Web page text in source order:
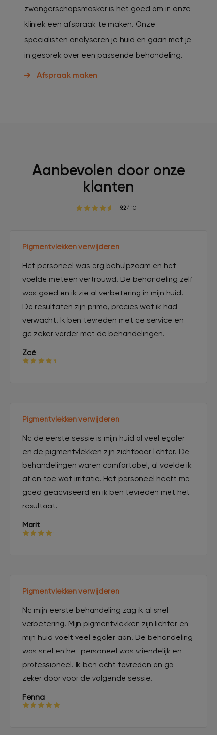
zwangerschapsmasker is het goed om in onze
kliniek een afspraak te maken. Onze
specialisten analyseren je huid en gaan met je
in gesprek over een passende behandeling.
Afspraak maken
Aanbevolen door onze
klanten
9.2/ 10
Pigmentvlekken verwijderen
Het personeel was erg behulpzaam en het
voelde meteen vertrouwd. De behandeling zelf
was goed en ik zie al verbetering in mijn huid.
De resultaten zijn prima, precies wat ik had
verwacht. Ik ben tevreden met de service en
ga zeker verder met de behandelingen.
Zoë
Pigmentvlekken verwijderen
Na de eerste sessie is mijn huid al veel egaler
en de pigmentvlekken zijn zichtbaar lichter. De
behandelingen waren comfortabel, al voelde ik
af en toe wat irritatie. Het personeel heeft me
goed geadviseerd en ik ben tevreden met het
resultaat.
Marit
Pigmentvlekken verwijderen
Na mijn eerste behandeling zag ik al snel
verbetering! Mijn pigmentvlekken zijn lichter en
mijn huid voelt veel egaler aan. De behandeling
was snel en het personeel was vriendelijk en
professioneel. Ik ben echt tevreden en ga
zeker door voor de volgende sessie.
Fenna